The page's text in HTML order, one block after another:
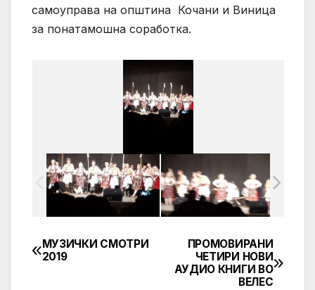
самоуправа на општина Кочани и Виница
за понатамошна соработка.
Post
ПРОМОВИРАНИ
ЧЕТИРИ НОВИ
АУДИО КНИГИ ВО
ВЕЛЕС
МУЗИЧКИ СМОТРИ
2019